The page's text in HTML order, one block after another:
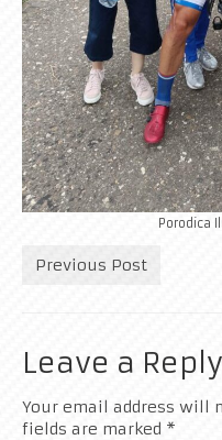
Porodica
Previous Post
Leave a Reply
Your email address will
fields are marked *